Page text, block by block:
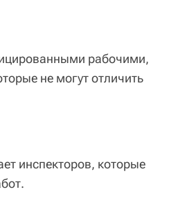
рабочими,
не могут отличить
инспекторов, которые